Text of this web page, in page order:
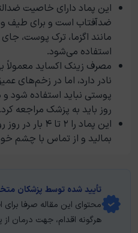
این پماد دارای خاصیت
ضدآفتاب است و برای طیف
مانند اگزما، ترک پوست،
استفاده می‌شود.
مصرف زینک اکساید
نادر دارد، اما در زخم‌های
روز باید به پزشک مراجعه کرد.
این پماد را ۲
بمالید و از تماس با چشم
تأیید‌‌‌‌‌‌‌ شده توسط پزشکان
محتوای این مقاله صرفا
هرگونه اقدام، جهت درمان از